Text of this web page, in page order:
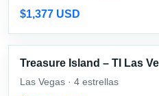
$1,377 USD
Treasure Island – TI Las
Las Vegas · 4 estrellas